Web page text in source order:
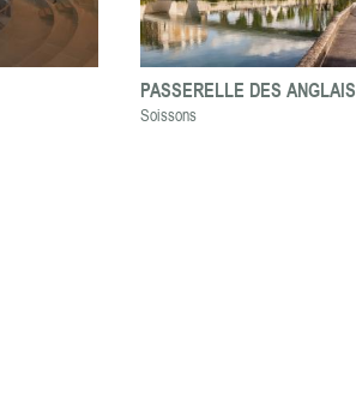
PASSERELLE DES ANGLAIS
Soissons